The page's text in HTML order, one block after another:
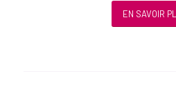
EN SAVOIR